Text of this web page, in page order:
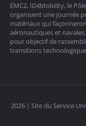
EMC2, ID4Mobility, le
organisent une journée
matériaux qui
aéronautiques et
pour objectif de
transitions
2026 | Site du Service